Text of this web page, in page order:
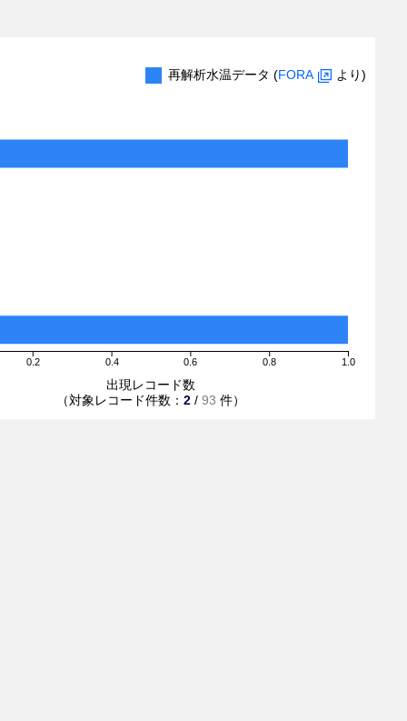
再解析水温データ (FORA より)
0.2 0.4 0.6 0.8 1.0
出現レコード数
（対象レコード件数：2 /93 件）